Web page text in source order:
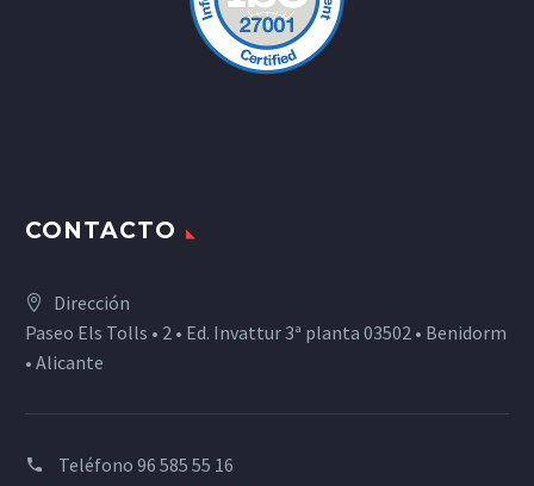
CONTACTO
Dirección
Paseo Els Tolls • 2 • Ed. Invattur 3ª planta 03502 • Benidorm
• Alicante
Teléfono 96 585 55 16